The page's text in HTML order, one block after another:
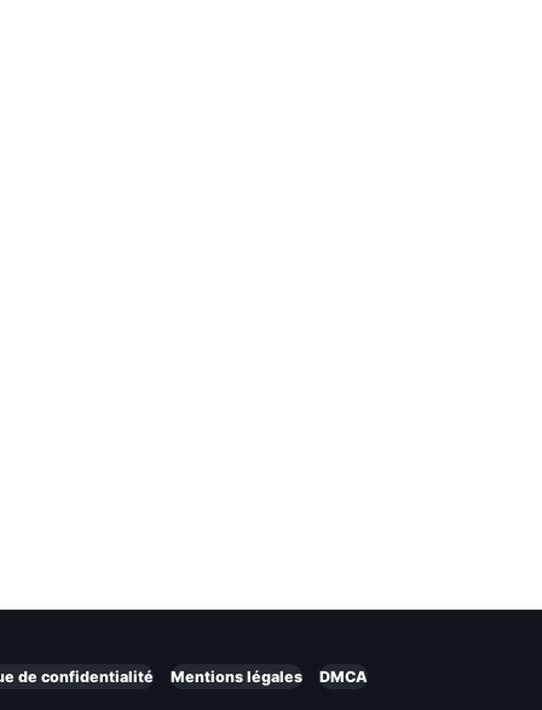
de confidentialité Mentions légales DMCA